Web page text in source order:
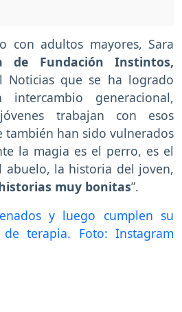
con adultos mayores, Sara
de Fundación Instintos,
Noticias que se ha logrado
generacional,
trabajan con esos
también han sido vulnerados
la magia es el perro, es el
abuelo, la historia del joven,
muy bonitas”.